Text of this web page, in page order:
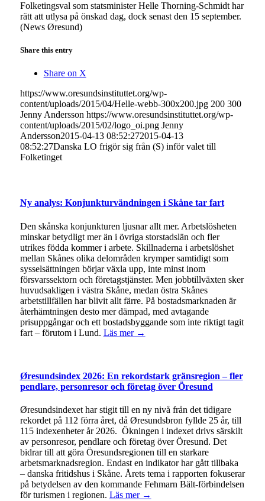
Folketingsval som statsminister Helle Thorning-Schmidt har
rätt att utlysa på önskad dag, dock senast den 15 september.
(News Øresund)
Share this entry
Share on X
https://www.oresundsinstituttet.org/wp-
content/uploads/2015/04/Helle-webb-300x200.jpg 200 300
Jenny Andersson https://www.oresundsinstituttet.org/wp-
content/uploads/2015/02/logo_oi.png Jenny
Andersson2015-04-13 08:52:272015-04-13
08:52:27Danska LO frigör sig från (S) inför valet till
Folketinget
Ny analys: Konjunkturvändningen i Skåne tar fart
Den skånska konjunkturen ljusnar allt mer. Arbetslösheten
minskar betydligt mer än i övriga storstadslän och fler
utrikes födda kommer i arbete. Skillnaderna i arbetslöshet
mellan Skånes olika delområden krymper samtidigt som
sysselsättningen börjar växla upp, inte minst inom
försvarssektorn och företagstjänster. Men jobbtillväxten sker
huvudsakligen i västra Skåne, medan östra Skånes
arbetstillfällen har blivit allt färre. På bostadsmarknaden är
återhämtningen desto mer dämpad, med avtagande
prisuppgångar och ett bostadsbyggande som inte riktigt tagit
fart – förutom i Lund. Läs mer →
Øresundsindex 2026: En rekordstark gränsregion – fler
pendlare, personresor och företag över Öresund
Øresundsindexet har stigit till en ny nivå från det tidigare
rekordet på 112 förra året, då Øresundsbron fyllde 25 år, till
115 indexenheter år 2026. Ökningen i indexet drivs särskilt
av personresor, pendlare och företag över Öresund. Det
bidrar till att göra Öresundsregionen till en starkare
arbetsmarknadsregion. Endast en indikator har gått tillbaka
– danska fritidshus i Skåne. Årets tema i rapporten fokuserar
på betydelsen av den kommande Fehmarn Bält-förbindelsen
för turismen i regionen. Läs mer →